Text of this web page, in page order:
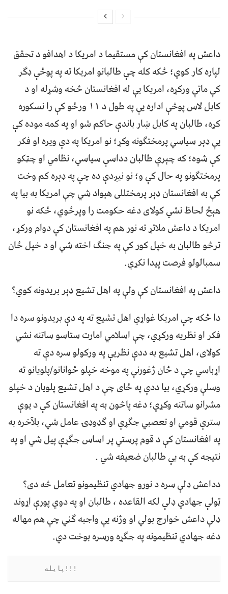
داعش په افغانستان کې مستقيما د امريکا د اهدافو د تحقق
لپاره کار کوي؛ ځکه کله چې طالبانو امریکا ته په پوځې ډګر
کې ماتې ورکړه، امریکا يې له افغانستان څخه وشړله او د
کابل لاس پوڅې اداره يې په طول د ۱۱ ورځو کې را نسکوره
کړه، طالبان په کابل ښار باندې حاکم شو او په کمه موده کې
يې ډېر سياسي پرمختګونه وکړ؛ نو امريکا په دې ويره او فکر
کې شوه؛ که چېرې طالبان دداسې سياسي، نظامي او چټکو
پرمختګونو په حال کې و؛ نو نيږدې ده چې په ډېره کم وخت
کې به افغانستان ډېر پرمختللی هېواد شي چې امريکا به بيا په
هېڅ لحاظ نشي کولای دغه حکومت را وپرځوي، ځکه نو
امریکا د داعش ملاتړ ته نور هم په افغانستان کې دوام ورکړ،
ترڅو طالبان به خپل کور کې په جنګ اخته شي او د خپل ځان
سمبالولو فرصت پيدا نکړي.
داعش په افغانستان کې ولې په اهل تشيع ډېر بريدونه کوي؟
دا ځکه چې امريکا غواړي اهل تشيع ته په دې بريدونو سره دا
فکر او نظريه ورکړي، چې اسلامي امارت ستاسو ساتنه نشي
کولای، اهل تشيع به ددې نظريې په ورکولو سره دې ته
اړباسي چې د ځان ژغورنې په موخه خپلو ځوانانو/پلويانو ته
وسلې ورکړي، بيا ددې په ځای چې د اهل تشیع پلویان د خپلو
مشرانو ساتنه وکړي؛ دغه پاڅون به په افغانستان کې د يوې
سترې قومي او تعصبي جګړې او ګډوډۍ عامل شي، بلآخره به
په افغانستان کې د قوم پرستي پر اساس جګړې پيل شي او په
نتيجه کې به يې طالبان ضعيفه شي .
دداعش ډلې سره د نورو جهادي تنظيمونو تعامل څه دی؟
ټولې جهادي ډلې لکه القاعده ، طالبان او په دوي پورې اړوند
ډلې داعش خوارج بولي او وژنه يې واجبه ګڼي چې هم مهاله
دغه جهادي تنظیمونه په جګړه ورسره بوخت دي.
        پايله!!!